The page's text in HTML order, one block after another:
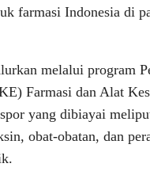
farmasi Indonesia di
melalui program
Farmasi dan Alat
yang dibiayai
obat-obatan, dan